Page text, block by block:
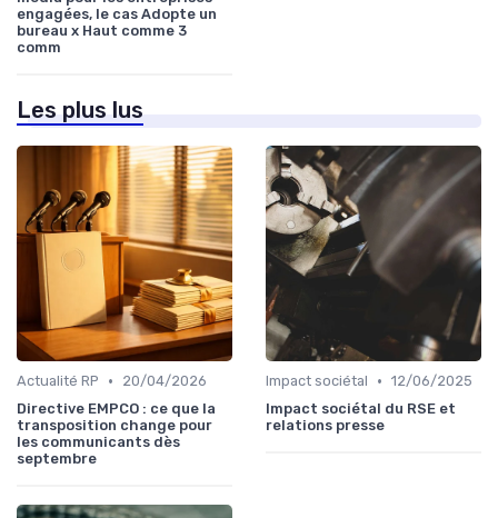
engagées, le cas Adopte un
bureau x Haut comme 3
comm
Les plus lus
Actualité RP •
20/04/2026
Directive EMPCO : ce que la
transposition change pour
les communicants dès
septembre
Impact sociétal • 12/06/2025
Impact sociétal du RSE et
relations presse